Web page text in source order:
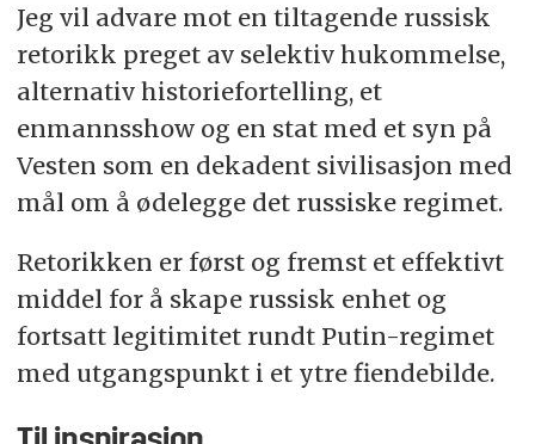
Jeg vil advare mot en tiltagende russisk
retorikk preget av selektiv hukommelse,
alternativ historiefortelling, et
enmannsshow og en stat med et syn på
Vesten som en dekadent sivilisasjon med
mål om å ødelegge det russiske regimet.
Retorikken er først og fremst et effektivt
middel for å skape russisk enhet og
fortsatt legitimitet rundt Putin-regimet
med utgangspunkt i et ytre fiendebilde.